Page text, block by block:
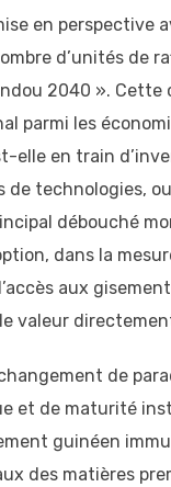
en perspective
d’unités de
2040 ».
parmi les
elle en train
technologies,
débouché
dans la
aux
valeur
de
et de maturité
guinéen
des matières